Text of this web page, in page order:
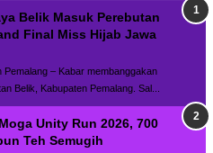
Belik Masuk Perebutan
Final Miss Hijab Jawa
Pemalang – Kabar membanggakan
Belik, Kabupaten Pemalang. Sal...
Unity Run 2026, 700
Teh Semugih